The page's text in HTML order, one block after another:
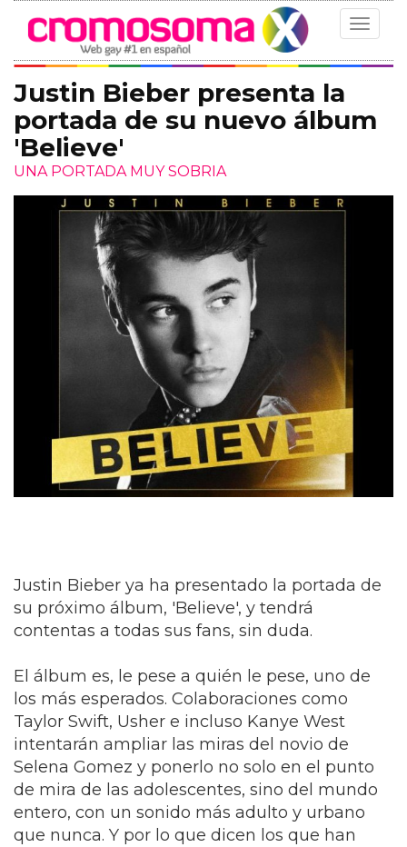
Toggle
Justin Bieber presenta la
portada de su nuevo álbum
'Believe'
UNA PORTADA MUY SOBRIA
Justin Bieber ya ha presentado la portada de
su próximo álbum, 'Believe', y tendrá
contentas a todas sus fans, sin duda.
El álbum es, le pese a quién le pese, uno de
los más esperados. Colaboraciones como
Taylor Swift, Usher e incluso Kanye West
intentarán ampliar las miras del novio de
Selena Gomez y ponerlo no solo en el punto
de mira de las adolescentes, sino del mundo
entero, con un sonido más adulto y urbano
que nunca. Y por lo que dicen los que han